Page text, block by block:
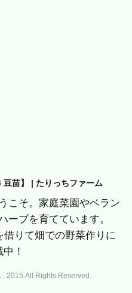
苗】 | たりっちファーム
こそ。家庭菜園やベラン
ーブを育てています。
りて畑での野菜作りに
！
2015 All Rights Reserved.